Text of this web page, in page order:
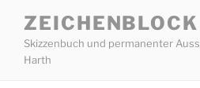
Inhalt
springen
ZEICHENBLOCK
Skizzenbuch und permanenter
Harth